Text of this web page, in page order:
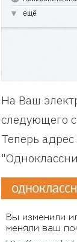
На Ваш
следующего
Теперь